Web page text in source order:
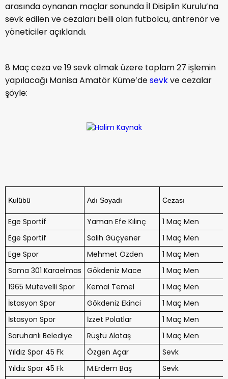
arasında oynanan maçlar sonunda İl Disiplin Kurulu’na
sevk edilen ve cezaları belli olan futbolcu, antrenör ve
yöneticiler açıklandı.
8 Maç ceza ve 19 sevk olmak üzere toplam 27 işlemin
yapılacağı Manisa Amatör Küme’desevkve cezalar
şöyle:
Kulübü Adı Soyadı Cezası
Ege Sportif Yaman Efe Kılınç
1 Maç Men
Ege Sportif
Salih Güçyener
1 Maç Men
Ege Spor
Mehmet Özden
1 Maç Men
Soma 301 Karaelmas Gökdeniz Mace
1 Maç Men
1965 Mütevelli Spor
Kemal Temel
1 Maç Men
İstasyon Spor
Gökdeniz Ekinci
1 Maç Men
İstasyon Spor
İzzet Polatlar
1 Maç Men
Saruhanlı Belediye
Rüştü Alataş
1 Maç Men
Yıldız Spor 45 Fk
Özgen Açar
Sevk
Yıldız Spor 45 Fk
M.Erdem Baş
Sevk